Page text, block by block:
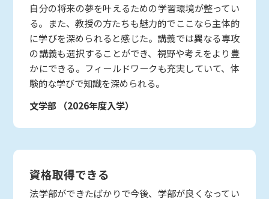
自分の将来の夢を叶えるための学習環境が整ってい
る。また、教授の方たちも魅力的でここなら主体的
に学びを深められると感じた。講義では異なる専攻
の講義も選択することができ、視野や考えをより豊
かにできる。フィールドワークも充実していて、体
験的な学びで知識を深められる。
文学部
（2026年度入学）
資格取得できる
法学部ができたばかりで今後、学部が良くなってい